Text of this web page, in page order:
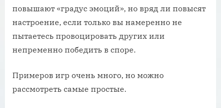
повышают «градус эмоций», но вряд ли повысят
настроение, если только вы намеренно не
пытаетесь провоцировать других или
непременно победить в споре.
Примеров игр очень много, но можно
рассмотреть самые простые.